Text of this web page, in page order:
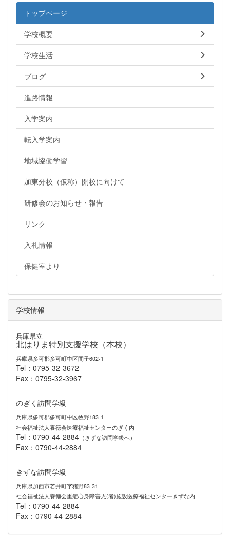
トップページ
学校概要
学校生活
ブログ
進路情報
入学案内
転入学案内
地域協働学習
加東分校（仮称）開校に向けて
研修会のお知らせ・報告
リンク
入札情報
保健室より
学校情報
兵庫県立
北はりま特別支援学校（本校）
兵庫県多可郡多可町中区間子602-1
Tel：0795-32-3672
Fax：0795-32-3967
のぎく訪問学級
兵庫県多可郡多可町中区牧野183-1
社会福祉法人養徳会医療福祉センターのぎく内
Tel：0790-44-2884 （きずな訪問学級へ）
Fax：0790-44-2884
きずな訪問学級
兵庫県加西市若井町字猪野83-31
社会福祉法人養徳会重症心身障害児(者)施設医療福祉センターきずな内
Tel：0790-44-2884
Fax：0790-44-2884